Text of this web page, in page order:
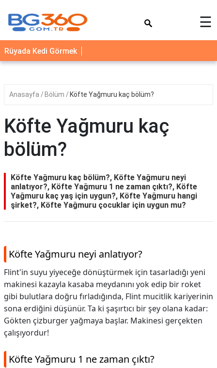
YEMEK
TARİFLERİ
SAĞLIK
İLETİŞİM
☰
Rüyada Kedi Görmek
Anasayfa Bölüm Köfte Yağmuru kaç bölüm?
Köfte Yağmuru kaç
bölüm?
Köfte Yağmuru kaç bölüm?, Köfte Yağmuru neyi
anlatıyor?, Köfte Yağmuru 1 ne zaman çıktı?, Köfte
Yağmuru kaç yaş için uygun?, Köfte Yağmuru hangi
şirket?, Köfte Yağmuru çocuklar için uygun mu?
Köfte Yağmuru neyi anlatıyor?
Flint'in suyu yiyeceğe dönüştürmek için tasarladığı yeni
makinesi kazayla kasaba meydanını yok edip bir roket
gibi bulutlara doğru fırladığında, Flint mucitlik kariyerinin
sona erdiğini düşünür. Ta ki şaşırtıcı bir şey olana kadar:
Gökten çizburger yağmaya başlar. Makinesi gerçekten
çalışıyordur!
Köfte Yağmuru 1 ne zaman çıktı?